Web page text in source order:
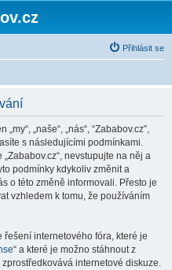
Přihlásit se
„naše“, „nás“, “Zababov.cz”,
s následujícími podmínkami.
nevstupujte na něj a
podmínky kdykoliv změnit a
o této změně informovali. Přesto je
vzhledem k tomu, že používáním
řešení internetového fóra, které je
“ a které je možno stáhnout z
internetové diskuze.